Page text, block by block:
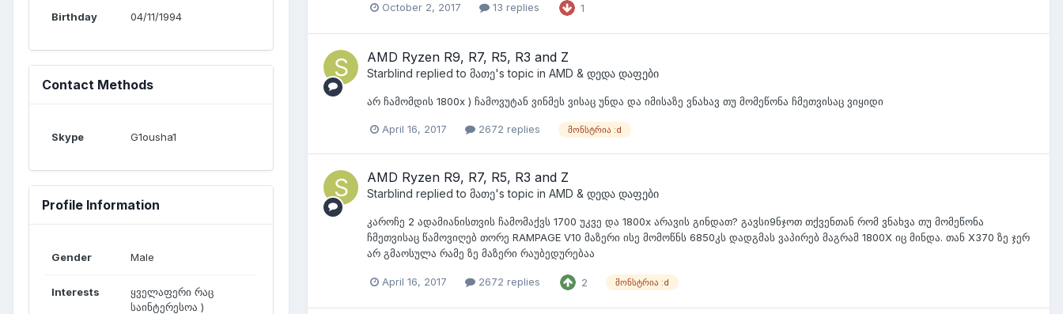
Birthday 04/11/1994
Contact Methods
Skype G1ousha1
Profile Information
Gender Male
Interests
ყველაფერი რაც
საინტერესოა )
October 2, 2017 13 replies 1
AMD Ryzen R9, R7, R5, R3 and Z
Starblind replied to მათე's topic in AMD & დედა დაფები
არ ჩამომდის 1800x ) ჩამოვუტან ვინმეს ვისაც უნდა და იმისაზე ვნახავ თუ მომეწონა ჩმეთვისაც ვიყიდი
April 16, 2017 2672 replies მონსტრია :d
AMD Ryzen R9, R7, R5, R3 and Z
Starblind replied to მათე's topic in AMD & დედა დაფები
კაროჩე 2 ადამიანისთვის ჩამომაქვს 1700 უკვე და 1800x არავის გინდათ? გავსი9ნჯოთ თქვენთან რომ ვნახვა თუ მომეწონა
ჩმეთვისაც წამოვიღებ თორე RAMPAGE V10 მაზერი ისე მომოწნს 6850კს დადგმას ვაპირებ მაგრამ 1800X იც მინდა. თან X370 ზე ჯერ
არ გმაოსულა რამე ზე მაზერი რაუბედურებაა
April 16, 2017 2672 replies 2 მონსტრია :d